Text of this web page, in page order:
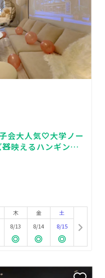
会大人気🤍大学ノー
映えるハンギング
／Switch🎮
木
8/13
金
8/14
土
8/15